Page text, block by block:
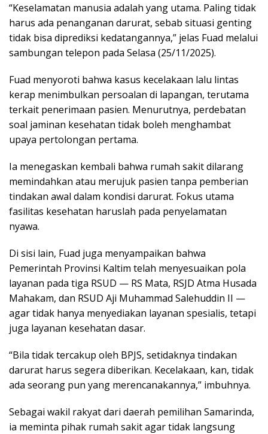
“Keselamatan manusia adalah yang utama. Paling tidak
harus ada penanganan darurat, sebab situasi genting
tidak bisa diprediksi kedatangannya,” jelas Fuad melalui
sambungan telepon pada Selasa (25/11/2025).
Fuad menyoroti bahwa kasus kecelakaan lalu lintas
kerap menimbulkan persoalan di lapangan, terutama
terkait penerimaan pasien. Menurutnya, perdebatan
soal jaminan kesehatan tidak boleh menghambat
upaya pertolongan pertama.
Ia menegaskan kembali bahwa rumah sakit dilarang
memindahkan atau merujuk pasien tanpa pemberian
tindakan awal dalam kondisi darurat. Fokus utama
fasilitas kesehatan haruslah pada penyelamatan
nyawa.
Di sisi lain, Fuad juga menyampaikan bahwa
Pemerintah Provinsi Kaltim telah menyesuaikan pola
layanan pada tiga RSUD — RS Mata, RSJD Atma Husada
Mahakam, dan RSUD Aji Muhammad Salehuddin II —
agar tidak hanya menyediakan layanan spesialis, tetapi
juga layanan kesehatan dasar.
“Bila tidak tercakup oleh BPJS, setidaknya tindakan
darurat harus segera diberikan. Kecelakaan, kan, tidak
ada seorang pun yang merencanakannya,” imbuhnya.
Sebagai wakil rakyat dari daerah pemilihan Samarinda,
ia meminta pihak rumah sakit agar tidak langsung